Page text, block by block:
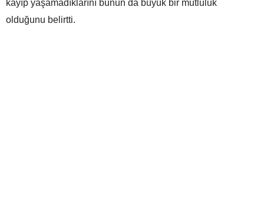
kayıp yaşamadıklarını bunun da büyük bir mutluluk
olduğunu belirtti.